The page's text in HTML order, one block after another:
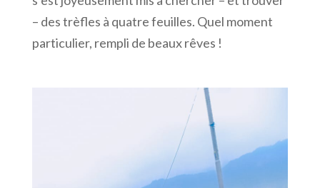
– des trèfles à quatre feuilles. Quel moment
particulier, rempli de beaux rêves !